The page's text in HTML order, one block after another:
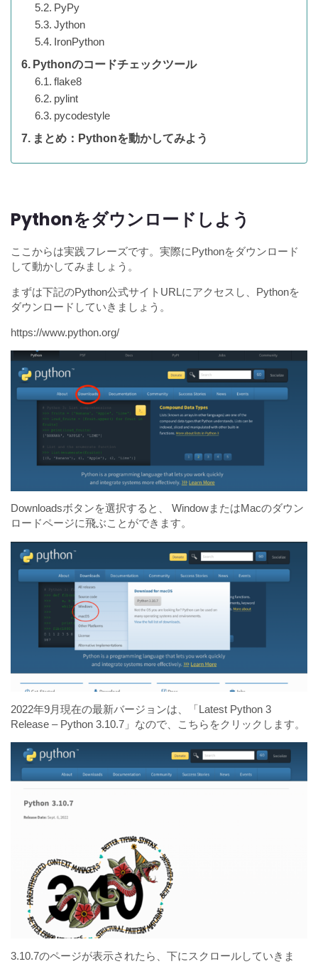
PyPy
Jython
IronPython
Pythonのコードチェックツール
flake8
pylint
pycodestyle
まとめ：Pythonを動かしてみよう
Pythonをダウンロードしよう
ここからは実践フレーズです。実際にPythonをダウンロード
して動かしてみましょう。
まずは下記のPython公式サイトURLにアクセスし、Pythonを
ダウンロードしていきましょう。
https://www.python.org/
Downloadsボタンを選択すると、 WindowまたはMacのダウン
ロードページに飛ぶことができます。
2022年9月現在の最新バージョンは、「Latest Python 3
Release – Python 3.10.7」なので、こちらをクリックします。
3.10.7のページが表示されたら、下にスクロールしていきま